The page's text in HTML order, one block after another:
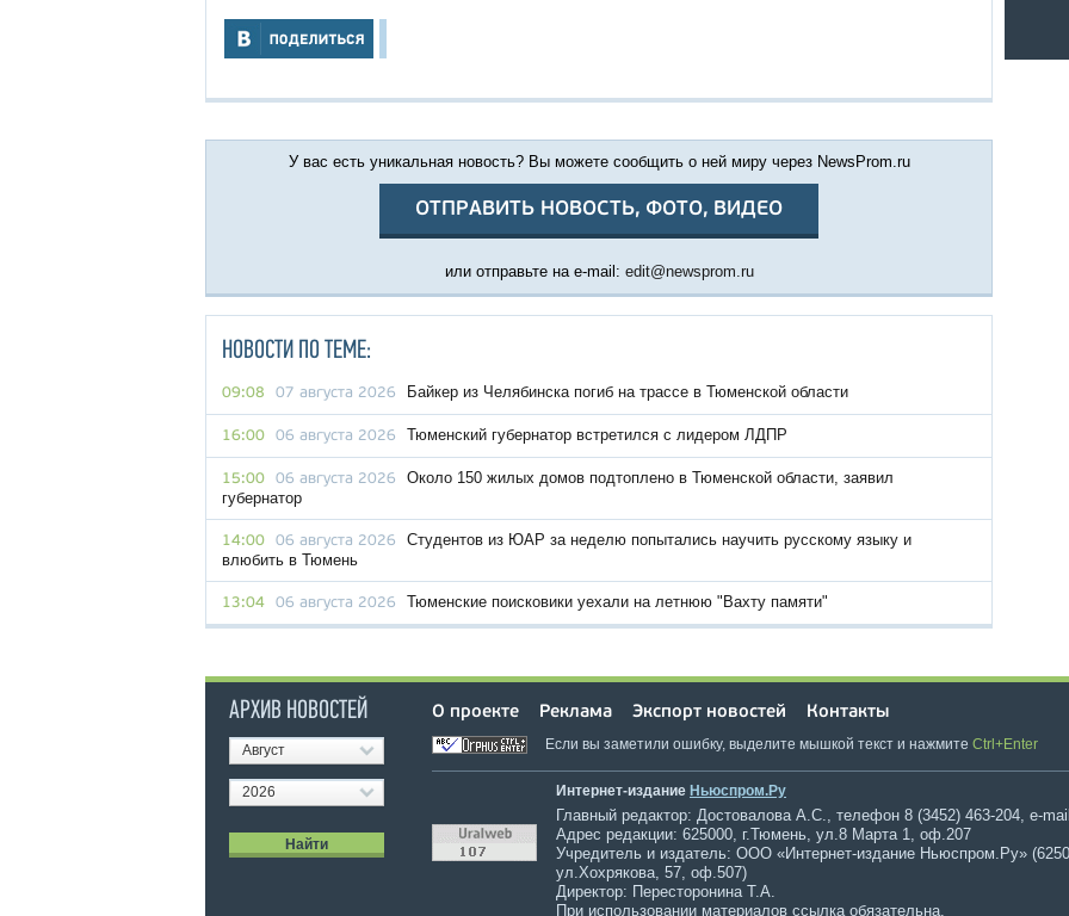
У вас есть уникальная новость? Вы можете сообщить о ней миру через NewsProm.ru
ОТПРАВИТЬ НОВОСТЬ, ФОТО, ВИДЕО
или отправьте на e-mail: edit@newsprom.ru
НОВОСТИ ПО ТЕМЕ:
09:08 07 августа 2026 Байкер из Челябинска погиб на трассе в Тюменской области
16:00 06 августа 2026 Тюменский губернатор встретился с лидером ЛДПР
15:00 06 августа 2026
Около 150 жилых домов подтоплено в Тюменской области, заявил
губернатор
14:00 06 августа 2026
Студентов из ЮАР за неделю попытались научить русскому языку и
влюбить в Тюмень
13:04 06 августа 2026 Тюменские поисковики уехали на летнюю "Вахту памяти"
АРХИВ НОВОСТЕЙ
Август
2026
О проекте Реклама Экспорт новостей Контакты
Если вы заметили ошибку, выделите мышкой текст и нажмите Ctrl+Enter
Интернет-издание Ньюспром.Ру
Главный редактор: Достовалова А.С., телефон 8 (3452) 463-204, e-
Адрес редакции: 625000, г.Тюмень, ул.8 Марта 1, оф.207
Учредитель и издатель: ООО «Интернет-издание Ньюспром.Ру»
ул.Хохрякова, 57, оф.507)
Директор: Пересторонина Т.А.
При использовании материалов ссылка обязательна.